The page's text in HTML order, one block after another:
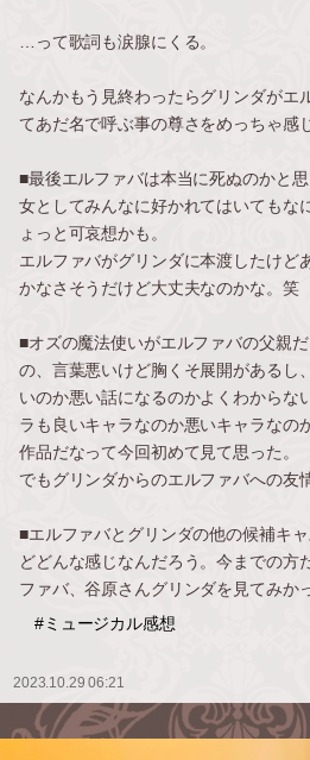
…って歌詞も涙腺にくる。
なんかもう見終わったらグリンダがエ
てあだ名で呼ぶ事の尊さをめっちゃ感
■最後エルファバは本当に死ぬのかと
女としてみんなに好かれてはいてもな
ょっと可哀想かも。
エルファバがグリンダに本渡したけど
かなさそうだけど大丈夫なのかな。笑
■オズの魔法使いがエルファバの父親
の、言葉悪いけど胸くそ展開があるし
いのか悪い話になるのかよくわからな
ラも良いキャラなのか悪いキャラなの
作品だなって今回初めて見て思った。
でもグリンダからのエルファバへの友
■エルファバとグリンダの他の候補キ
どどんな感じなんだろう。今までの方
ファバ、谷原さんグリンダを見てみか
#ミュージカル感想
2023.10.29 06:21